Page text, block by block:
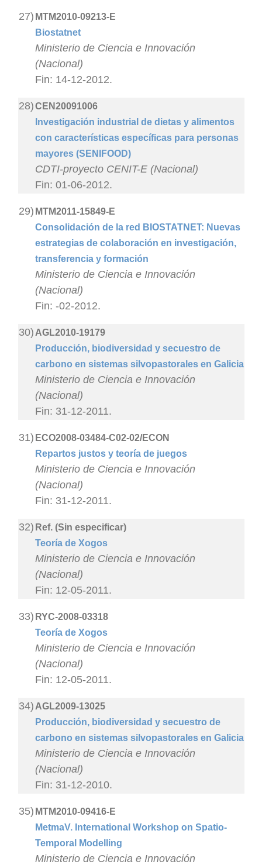
27) MTM2010-09213-E
Biostatnet
Ministerio de Ciencia e Innovación
(Nacional)
Fin: 14-12-2012.
28)CEN20091006
Investigación industrial de dietas y alimentos
con características específicas para personas
mayores (SENIFOOD)
CDTI-proyecto CENIT-E (Nacional)
Fin: 01-06-2012.
29) MTM2011-15849-E
Consolidación de la red BIOSTATNET: Nuevas
estrategias de colaboración en investigación,
transferencia y formación
Ministerio de Ciencia e Innovación
(Nacional)
Fin: -02-2012.
30) AGL2010-19179
Producción, biodiversidad y secuestro de
carbono en sistemas silvopastorales en Galicia
Ministerio de Ciencia e Innovación
(Nacional)
Fin: 31-12-2011.
31) ECO2008-03484-C02-02/ECON
Repartos justos y teoría de juegos
Ministerio de Ciencia e Innovación
(Nacional)
Fin: 31-12-2011.
32) Ref. (Sin especificar)
Teoría de Xogos
Ministerio de Ciencia e Innovación
(Nacional)
Fin: 12-05-2011.
33) RYC-2008-03318
Teoría de Xogos
Ministerio de Ciencia e Innovación
(Nacional)
Fin: 12-05-2011.
34) AGL2009-13025
Producción, biodiversidad y secuestro de
carbono en sistemas silvopastorales en Galicia
Ministerio de Ciencia e Innovación
(Nacional)
Fin: 31-12-2010.
35) MTM2010-09416-E
MetmaV. International Workshop on Spatio-
Temporal Modelling
Ministerio de Ciencia e Innovación